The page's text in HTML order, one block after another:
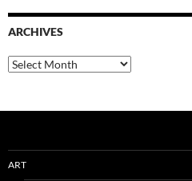
ARCHIVES
Archives
ART